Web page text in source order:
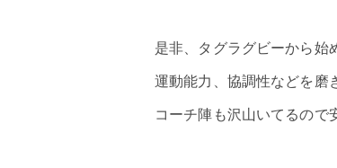
是非、タグラグビーから始
運動能力、協調性などを磨
コーチ陣も沢山いてるので